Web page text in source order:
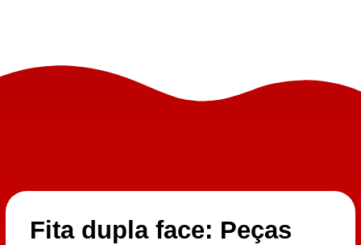
Fita dupla face: Peças